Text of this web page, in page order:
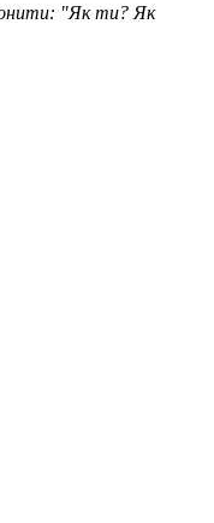
"Як ти? Як